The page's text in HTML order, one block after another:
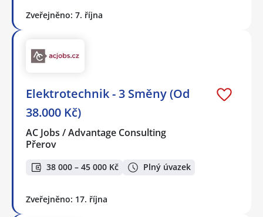
Zveřejněno: 7. října
Elektrotechnik - 3 Směny (Od
38.000 Kč)
AC Jobs / Advantage Consulting
Přerov
38 000 – 45 000 Kč Plný úvazek
Zveřejněno: 17. října